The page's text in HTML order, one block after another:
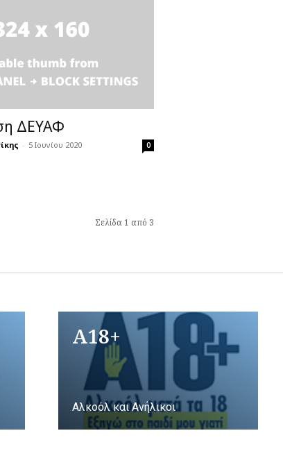
ΔΕΥΑΦ
- 5 Ιουνίου 2020 0
Σελίδα 1 από 3
A18+
Αλκοόλ και Ανήλικοι